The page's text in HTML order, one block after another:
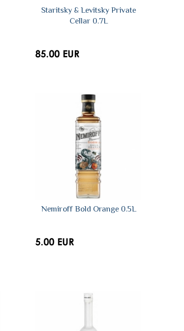
Staritsky & Levitsky Private
Cellar 0.7L
85.00 EUR
Nemiroff Bold Orange 0.5L
5.00 EUR